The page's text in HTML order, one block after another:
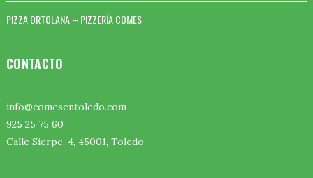
PIZZA ORTOLANA – PIZZERÍA COMES
CONTACTO
info@comesentoledo.com
925 25 75 60
Calle Sierpe, 4, 45001, Toledo